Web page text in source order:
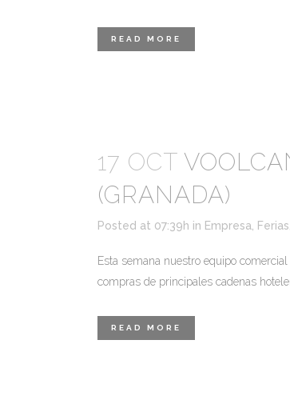
READ MORE
17 OCT
(GRANADA)
Posted at 07:39h in Empresa Ferias
Esta semana nuestro equipo
compras de principales cadenas
READ MORE